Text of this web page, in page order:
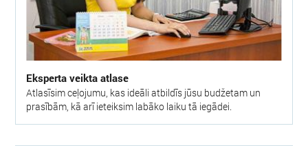
Eksperta veikta atlase
Atlasīsim ceļojumu, kas ideāli atbildīs jūsu budžetam un
prasībām, kā arī ieteiksim labāko laiku tā iegādei.